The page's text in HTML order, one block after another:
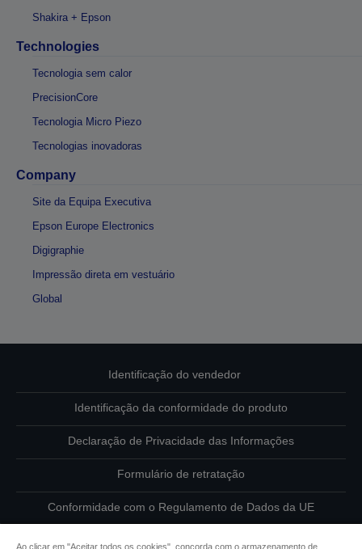
Shakira + Epson
Technologies
Tecnologia sem calor
PrecisionCore
Tecnologia Micro Piezo
Tecnologias inovadoras
Company
Site da Equipa Executiva
Epson Europe Electronics
Digigraphie
Impressão direta em vestuário
Global
Identificação do vendedor
Identificação da conformidade do produto
Declaração de Privacidade das Informações
Formulário de retratação
Conformidade com o Regulamento de Dados da UE
Ao clicar em "Aceitar todos os cookies", concorda com o armazenamento de